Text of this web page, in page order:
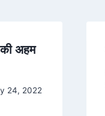
अहम
24, 2022